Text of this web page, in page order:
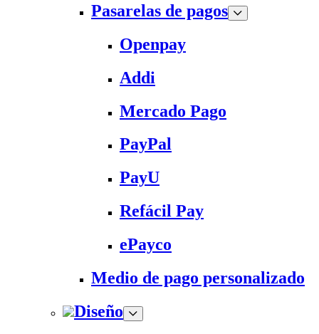
Pasarelas de pagos
Openpay
Addi
Mercado Pago
PayPal
PayU
Refácil Pay
ePayco
Medio de pago personalizado
Diseño